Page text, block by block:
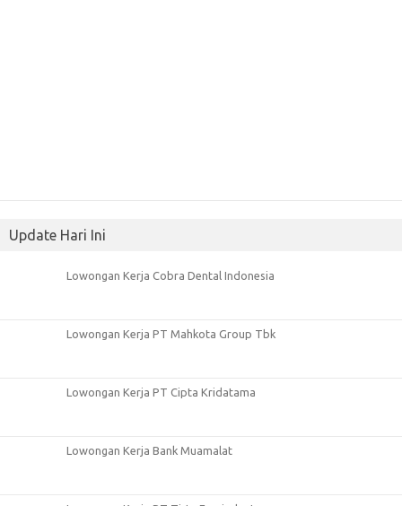
Update Hari Ini
Lowongan Kerja Cobra Dental Indonesia
Lowongan Kerja PT Mahkota Group Tbk
Lowongan Kerja PT Cipta Kridatama
Lowongan Kerja Bank Muamalat